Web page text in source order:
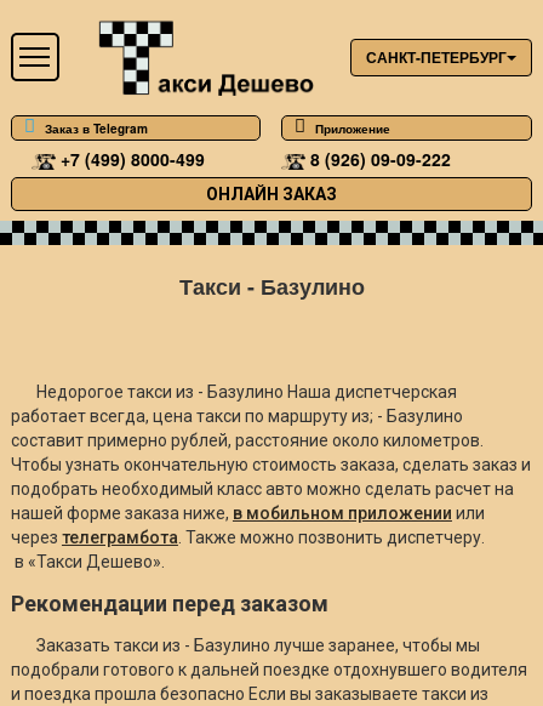
САНКТ-ПЕТЕРБУРГ
Заказ в Telegram Приложение
+7 (499) 8000-499 8 (926) 09-09-222
ОНЛАЙН ЗАКАЗ
Такси - Базулино
Недорогое такси из - Базулино Наша диспетчерская
работает всегда, цена такси по маршруту из; - Базулино
составит примерно рублей, расстояние около километров.
Чтобы узнать окончательную стоимость заказа, сделать заказ и
подобрать необходимый класс авто можно сделать расчет на
нашей форме заказа ниже, в мобильном приложении или
через телеграмбота. Также можно позвонить диспетчеру.
в «Такси Дешево».
Рекомендации перед заказом
Заказать такси из - Базулино лучше заранее, чтобы мы
подобрали готового к дальней поездке отдохнувшего водителя
и поездка прошла безопасно Если вы заказываете такси из